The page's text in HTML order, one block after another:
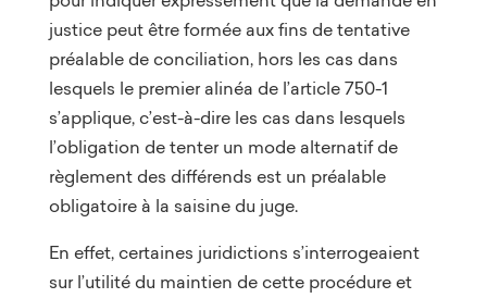
justice peut être formée aux fins de tentative
préalable de conciliation, hors les cas dans
lesquels le premier alinéa de l’article 750-1
s’applique, c’est-à-dire les cas dans lesquels
l’obligation de tenter un mode alternatif de
règlement des différends est un préalable
obligatoire à la saisine du juge.
En effet, certaines juridictions s’interrogeaient
sur l’utilité du maintien de cette procédure et